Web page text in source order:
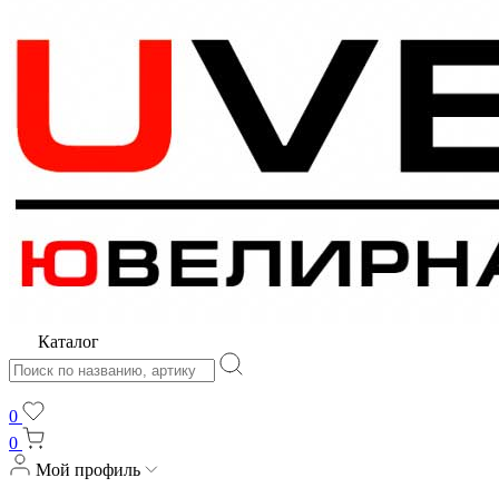
Каталог
0
0
Мой профиль